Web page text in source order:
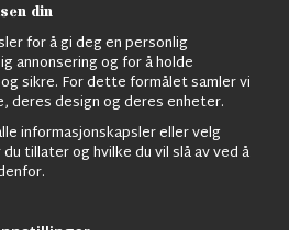
utbud av
Militärutrustning, Ordningsvakt
,Militärbyxor,Militärjackor,M65
Militära Ryggsäckar,Vintage Army
,Paracord,Gasmask,Ghillie
din
for å gi deg en personlig
annonsering og for å holde
sikre. For dette formålet samler vi
deres design og deres enheter.
informasjonskapsler eller velg
tillater og hvilke du vil slå av ved å